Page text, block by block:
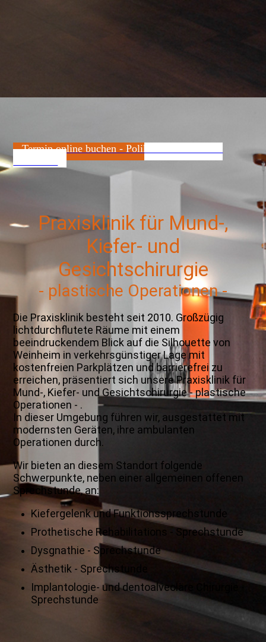
Termin online buchen - Poliklinische Praxis in
Praxisklinik für Mund-,
Kiefer- und
Gesichtschirurgie
- plastische Operationen -
Die Praxisklinik besteht seit 2010. Großzügig
lichtdurchflutete Räume mit einem
beeindruckendem Blick auf die Silhouette von
Weinheim in verkehrsgünstiger Lage mit
kostenfreien Parkplätzen und barrierefrei zu
erreichen, präsentiert sich unsere Praxisklinik für
Mund-, Kiefer- und Gesichtschirurgie - plastische
Operationen - .
In dieser Umgebung führen wir, ausgestattet mit
modernsten Geräten, ihre ambulanten
Operationen durch.
Wir bieten an diesem Standort folgende
Schwerpunkte, neben einer allgemeinen offenen
Sprechstunde, an:
Kiefergelenk und Funktionssprechstunde
Prothetische Rehabilitations - Sprechstunde
Dysgnathie - Sprechstunde
Ästhetik - Sprechstunde
Implantologie- und dentoalveoläre Chirurgie -
Sprechstunde